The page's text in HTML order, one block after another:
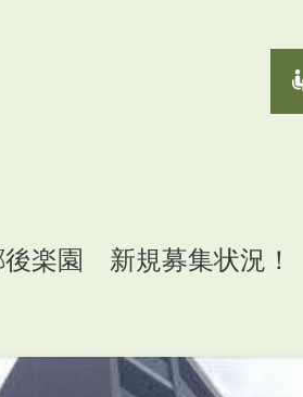
楽園 新規募集状況！